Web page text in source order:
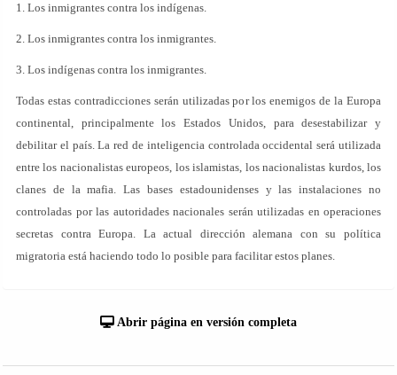
1. Los inmigrantes contra los indígenas.
2. Los inmigrantes contra los inmigrantes.
3. Los indígenas contra los inmigrantes.
Todas estas contradicciones serán utilizadas por los enemigos de la Europa
continental, principalmente los Estados Unidos, para desestabilizar y
debilitar el país. La red de inteligencia controlada occidental será utilizada
entre los nacionalistas europeos, los islamistas, los nacionalistas kurdos, los
clanes de la mafia. Las bases estadounidenses y las instalaciones no
controladas por las autoridades nacionales serán utilizadas en operaciones
secretas contra Europa. La actual dirección alemana con su política
migratoria está haciendo todo lo posible para facilitar estos planes.
Abrir página en versión completa